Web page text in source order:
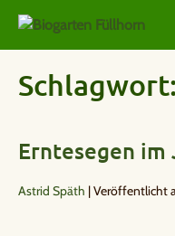
Schlagwort:
Erntesegen im
Astrid Späth |Veröffentlicht